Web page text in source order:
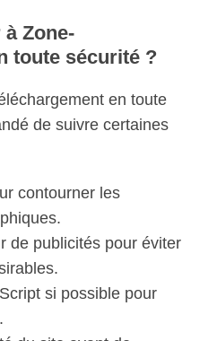
Zone-
toute sécurité ?
en toute
de suivre certaines
contourner les
de publicités pour éviter
si possible pour